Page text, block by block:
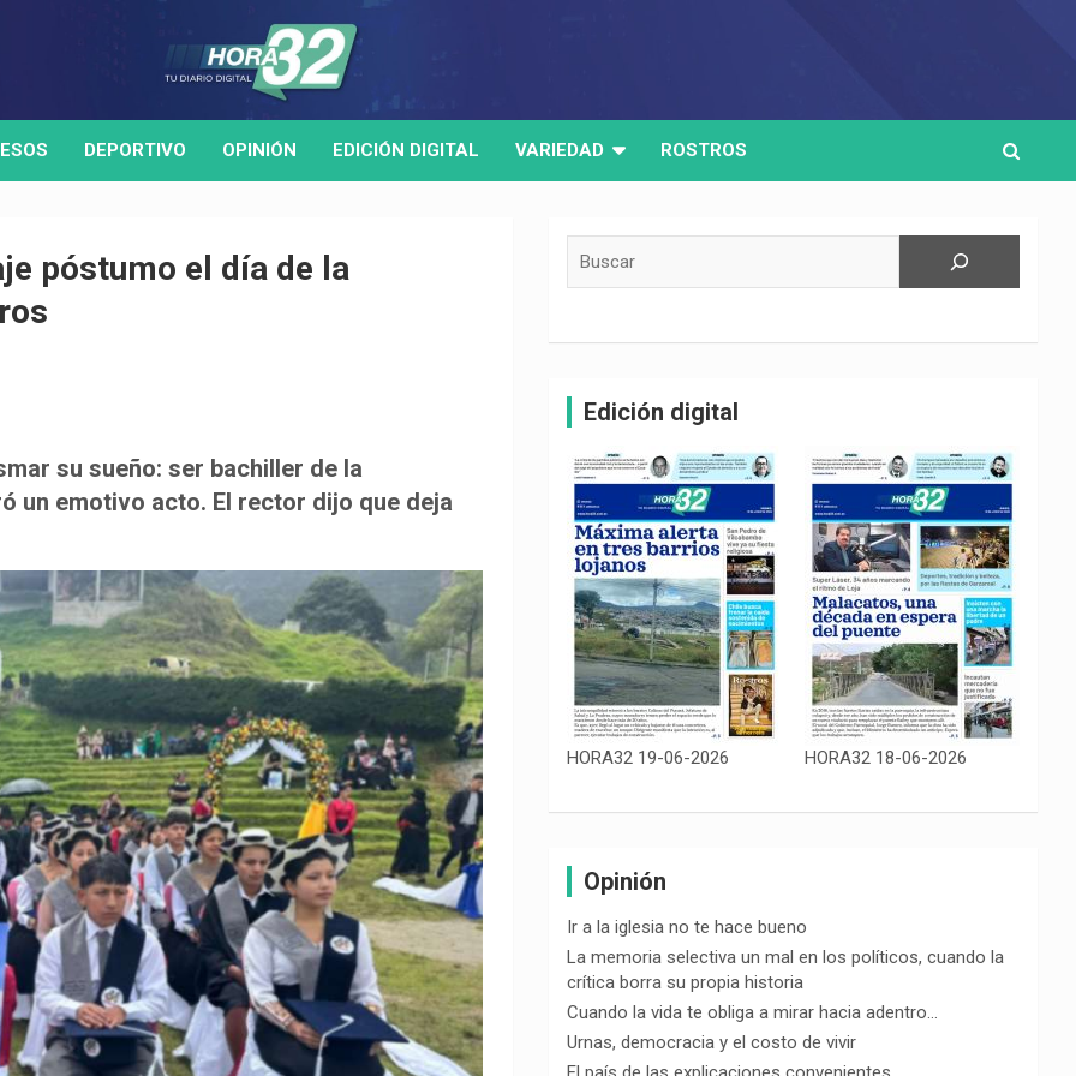
DEPORTIVO OPINIÓN EDICIÓN DIGITAL VARIEDAD ROSTROS
póstumo el día de la
su sueño: ser bachiller de la
un emotivo acto. El rector dijo que deja
Edición digital
HORA32 19-06-2026 HORA32 18-06-2026
Opinión
Ir a la iglesia no te hace bueno
La memoria selectiva un mal en los políticos, cuando la
crítica borra su propia historia
Cuando la vida te obliga a mirar hacia adentro…
Urnas, democracia y el costo de vivir